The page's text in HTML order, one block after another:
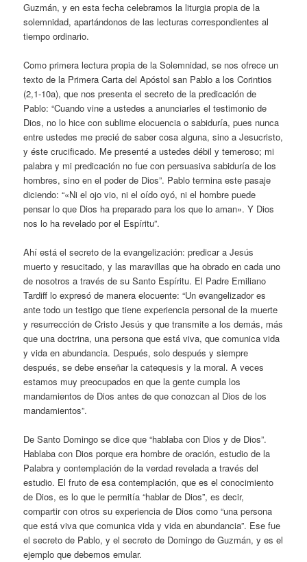
Guzmán, y en esta fecha celebramos la liturgia propia de la
solemnidad, apartándonos de las lecturas correspondientes al
tiempo ordinario.
Como primera lectura propia de la Solemnidad, se nos ofrece un
texto de la Primera Carta del Apóstol san Pablo a los Corintios
(2,1-10a), que nos presenta el secreto de la predicación de
Pablo: “Cuando vine a ustedes a anunciarles el testimonio de
Dios, no lo hice con sublime elocuencia o sabiduría, pues nunca
entre ustedes me precié de saber cosa alguna, sino a Jesucristo,
y éste crucificado. Me presenté a ustedes débil y temeroso; mi
palabra y mi predicación no fue con persuasiva sabiduría de los
hombres, sino en el poder de Dios”. Pablo termina este pasaje
diciendo: “«Ni el ojo vio, ni el oído oyó, ni el hombre puede
pensar lo que Dios ha preparado para los que lo aman». Y Dios
nos lo ha revelado por el Espíritu”.
Ahí está el secreto de la evangelización: predicar a Jesús
muerto y resucitado, y las maravillas que ha obrado en cada uno
de nosotros a través de su Santo Espíritu. El Padre Emiliano
Tardiff lo expresó de manera elocuente: “Un evangelizador es
ante todo un testigo que tiene experiencia personal de la muerte
y resurrección de Cristo Jesús y que transmite a los demás, más
que una doctrina, una persona que está viva, que comunica vida
y vida en abundancia. Después, solo después y siempre
después, se debe enseñar la catequesis y la moral. A veces
estamos muy preocupados en que la gente cumpla los
mandamientos de Dios antes de que conozcan al Dios de los
mandamientos”.
De Santo Domingo se dice que “hablaba con Dios y de Dios”.
Hablaba con Dios porque era hombre de oración, estudio de la
Palabra y contemplación de la verdad revelada a través del
estudio. El fruto de esa contemplación, que es el conocimiento
de Dios, es lo que le permitía “hablar de Dios”, es decir,
compartir con otros su experiencia de Dios como “una persona
que está viva que comunica vida y vida en abundancia”. Ese fue
el secreto de Pablo, y el secreto de Domingo de Guzmán, y es el
ejemplo que debemos emular.